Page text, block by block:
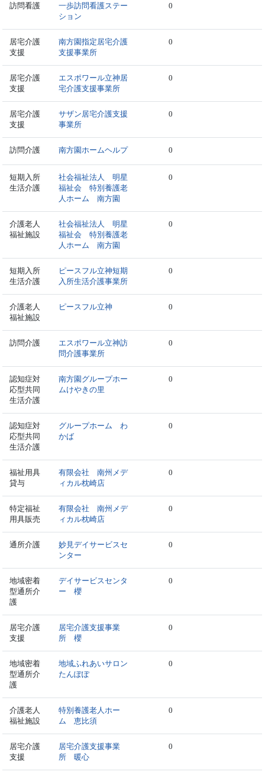
訪問看護
一歩訪問看護ステー
ション
0
居宅介護
支援
南方園指定居宅介護
支援事業所
0
居宅介護
支援
エスポワール立神居
宅介護支援事業所
0
居宅介護
支援
サザン居宅介護支援
事業所
0
訪問介護 南方園ホームヘルプ 0
短期入所
生活介護
社会福祉法人 明星
福祉会 特別養護老
人ホーム 南方園
0
介護老人
福祉施設
社会福祉法人 明星
福祉会 特別養護老
人ホーム 南方園
0
短期入所
生活介護
ピースフル立神短期
入所生活介護事業所
0
介護老人
福祉施設
ピースフル立神 0
訪問介護
エスポワール立神訪
問介護事業所
0
認知症対
応型共同
生活介護
南方園グループホー
ムけやきの里
0
認知症対
応型共同
生活介護
グループホーム わ
かば
0
福祉用具
貸与
有限会社 南州メデ
ィカル枕崎店
0
特定福祉
用具販売
有限会社 南州メデ
ィカル枕崎店
0
通所介護
妙見デイサービスセ
ンター
0
地域密着
型通所介
護
デイサービスセンタ
ー 櫻
0
居宅介護
支援
居宅介護支援事業
所 櫻
0
地域密着
型通所介
護
地域ふれあいサロン
たんぽぽ
0
介護老人
福祉施設
特別養護老人ホー
ム 恵比須
0
居宅介護
支援
居宅介護支援事業
所 暖心
0